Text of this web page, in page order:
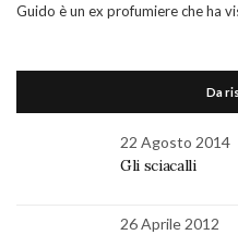
Guido è un ex profumiere che ha
Da
22 Agosto 2014
Gli sciacalli
26 Aprile 2012